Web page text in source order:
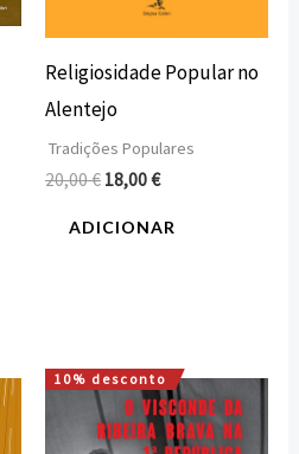
Religiosidade Popular no
Alentejo
Tradições Populares
20,00€ 18,00€
ADICIONAR
10% desconto
O
preço
original
O
preço
atual